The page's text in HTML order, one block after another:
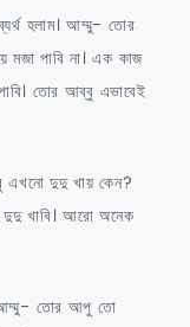
হলাম। আম্মু- তোর
পাবি না। এক কাজ
তোর আব্বু এভাবেই
দুদু খায় কেন?
খাবি। আরো অনেক
আম্মু- তোর আপু তো